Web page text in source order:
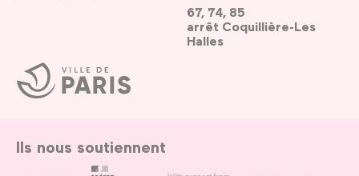
Ville
de
Paris
67, 74, 85
arrêt Coquillière-Les
Halles
Ils nous soutiennent